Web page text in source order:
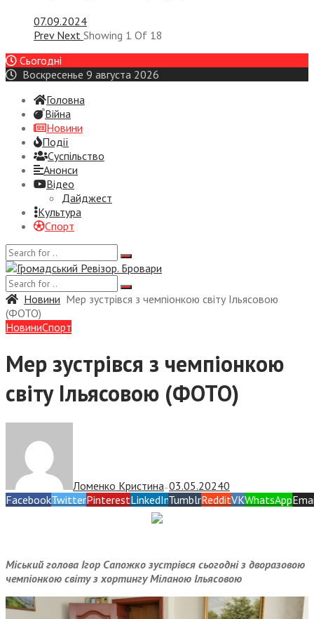
07.09.2024
Prev Next Showing 1 Of 18
Сьогодні
Воскресенье 9 августа 2026
Головна
Війна
Новини
Події
Суспiльство
Анонси
Відео
Дайджест
Культура
Спорт
Новини Мер зустрівся з чемпіонкою світу Ільясовою
(ФОТО)
НовиниСпорт
Мер зустрівся з чемпіонкою
світу Ільясовою (ФОТО)
Ломенко Кристина—03.05.20240
FacebookTwitterPinterestLinkedInTumblrRedditVKWhatsApp
Міський голова Ігор Сапожко зустрівся сьогодні з дворазовою
чемпіонкою світу з хортингу Міланою Ільясовою